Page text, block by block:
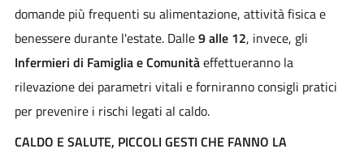
domande più frequenti su alimentazione, attività fisica e
benessere durante l'estate. Dalle9 alle 12, invece, gli
Infermieri di Famiglia e Comunitàeffettueranno la
rilevazione dei parametri vitali e forniranno consigli pratici
per prevenire i rischi legati al caldo.
CALDO E SALUTE, PICCOLI GESTI CHE FANNO LA